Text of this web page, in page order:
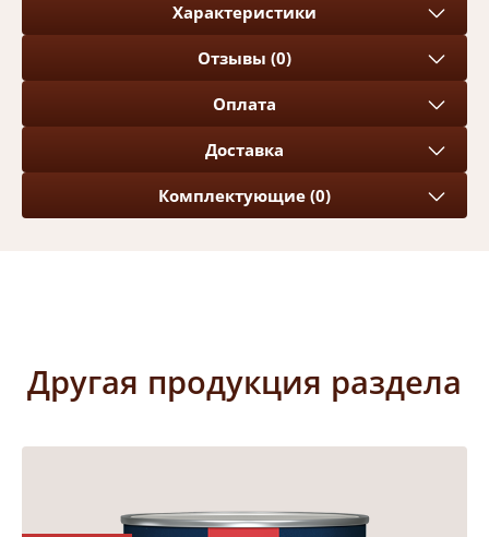
Характеристики
Отзывы (0)
Оплата
Доставка
Комплектующие (0)
Другая продукция раздела